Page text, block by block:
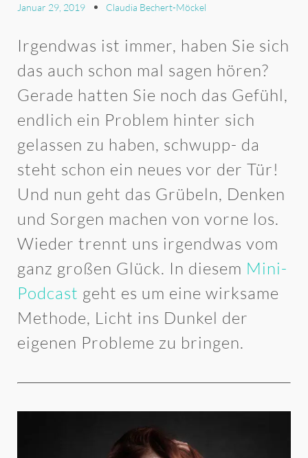
Januar 29, 2019 Claudia Bechert-Möckel
Irgendwas ist immer, haben Sie sich
das auch schon mal sagen hören?
Gerade hatten Sie noch das Gefühl,
endlich ein Problem hinter sich
gelassen zu haben, schwupp- da
steht schon ein neues vor der Tür!
Und nun geht das Grübeln, Denken
und Sorgen machen von vorne los.
Wieder trennt uns irgendwas vom
ganz großen Glück. In diesem Mini-
Podcast geht es um eine wirksame
Methode, Licht ins Dunkel der
eigenen Probleme zu bringen.